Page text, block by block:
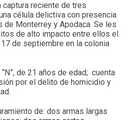
reciente de tres
célula delictiva con presencia
de Monterrey y Apodaca. Se les
de alto impacto entre ellos el
de septiembre en la colonia
de 21 años de edad; cuenta
por el delito de homicidio y
de: dos armas largas